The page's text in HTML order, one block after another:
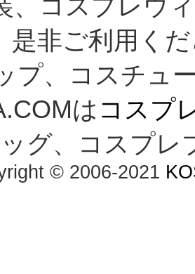
、コスプレウ
是非ご利用く
プ、コスチュ
は コスプ
グ、コスプレ
© 2006-2021